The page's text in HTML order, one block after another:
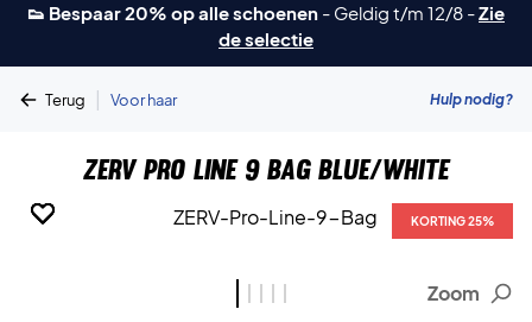
👟 Bespaar 20% op alle schoenen - Geldig t/m 12/8 -Zie
de selectie
Terug | Voor haar Hulp nodig?
ZERV Pro Line 9 Bag Blue/White
KORTING 25%
KORTING 25%
KORTING 25%
KORTING 25%
KORTING 25%
Zoom